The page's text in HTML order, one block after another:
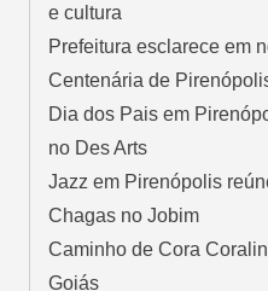
e cultura
Prefeitura esclarece em
Centenária de
Dia dos Pais em
no Des Arts
Jazz em Pirenópolis
Chagas no Jobim
Caminho de Cora
Goiás